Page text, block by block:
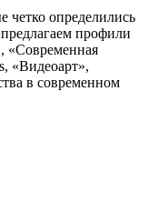
четко определились
профили
«Современная
«Видеоарт»,
в современном